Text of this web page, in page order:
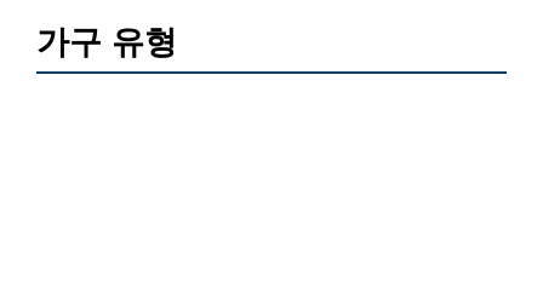
가구 유형